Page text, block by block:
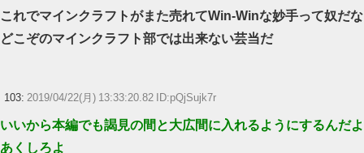
これでマインクラフトがまた売れてWin-Winな妙手って奴だな
どこぞのマインクラフト部では出来ない芸当だ
103: 2019/04/22(月) 13:33:20.82 ID:pQjSujk7r
いいから本編でも謁見の間と大広間に入れるようにするんだよ
あくしろよ